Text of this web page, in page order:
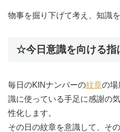
物事を掘り下げて考え、知識
☆今日意識を向ける指
毎日のKINナンバーの紋章の場
識に使っている手足に感謝の
性化します。
その日の紋章を意識して、そ